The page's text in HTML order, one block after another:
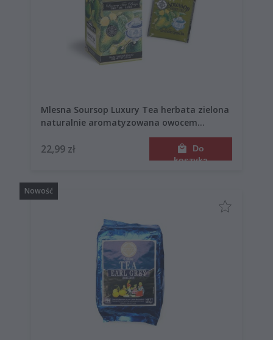
Mlesna Soursop Luxury Tea herbata zielona
naturalnie aromatyzowana owocem
22,99 zł
Do
koszyka
Nowość